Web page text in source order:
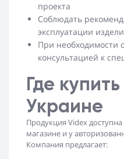
проекта
Соблюдать
эксплуатации
При необходимости
консультацией к
Где
Украине
Продукция Videx
магазине и у
Компания предлагает: